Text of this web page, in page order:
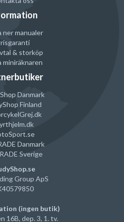
bekväm att använda - även under
aktivitet.
kemikalier.
traditionella mensskydd.
översikt för att vägleda dig till rätt
båda storlekarna (
normal
ner manualer
& storköp
miniräknaren
Danmark
Finland
.dk
.dk
Danmark
Sverige
Group ApS
(ingen butik)
16B, dep. 3, 1. tv.